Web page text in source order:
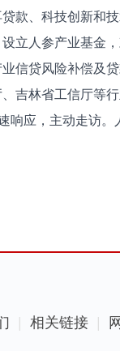
款、科技创新和
立人参产业基金
信贷风险补偿及贷
吉林省工信厅等
响应，主动走访
相关链接